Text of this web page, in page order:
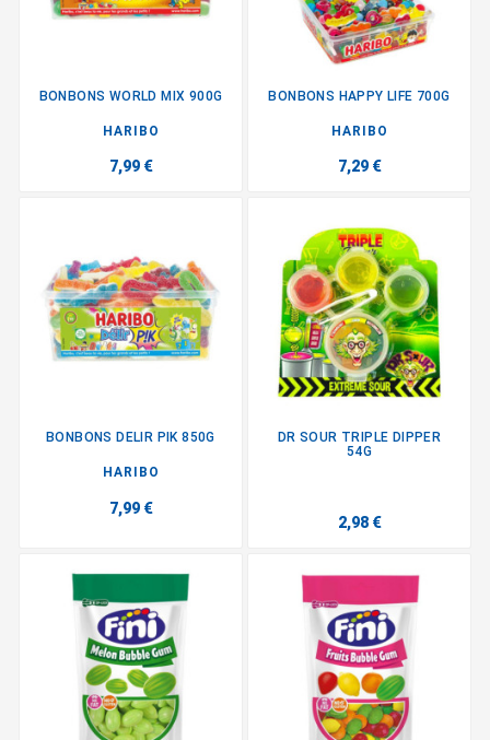
BONBONS WORLD MIX 900G
HARIBO
7,99 €
BONBONS HAPPY LIFE 700G
HARIBO
7,29 €
BONBONS DELIR PIK 850G
HARIBO
7,99 €
DR SOUR TRIPLE DIPPER
54G
2,98 €